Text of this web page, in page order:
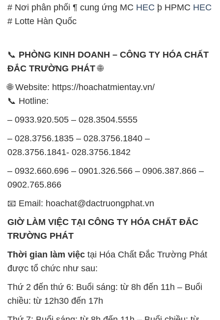
# Nơi phân phối ¶ cung ứng MC HEC þ HPMC HEC
# Lotte Hàn Quốc
📞 PHÒNG KINH DOANH – CÔNG TY HÓA CHẤT
ĐẮC TRƯỜNG PHÁT🌐
🌐 Website: https://hoachatmientay.vn/
📞 Hotline:
– 0933.920.505 – 028.3504.5555
– 028.3756.1835 – 028.3756.1840 –
028.3756.1841- 028.3756.1842
– 0932.660.696 – 0901.326.566 – 0906.387.866 –
0902.765.866
📧 Email: hoachat@dactruongphat.vn
GIỜ LÀM VIỆC TẠI CÔNG TY HÓA CHẤT ĐẮC
TRƯỜNG PHÁT
Thời gian làm việc tại Hóa Chất Đắc Trường Phát
được tổ chức như sau:
Thứ 2 đến thứ 6: Buổi sáng: từ 8h đến 11h – Buổi
chiều: từ 12h30 đến 17h